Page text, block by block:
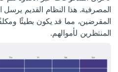
المصرفية. هذا النظام القديم
المقرضين، مما قد يكون بطيئًا
المنتظرين لأموالهم.